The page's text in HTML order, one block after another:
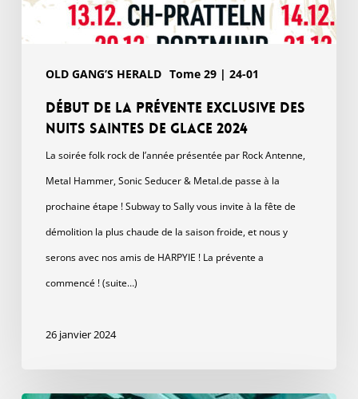
OLD GANG’S HERALD Tome 29 | 24-01
Début de la prévente exclusive des
Nuits Saintes de Glace 2024
La soirée folk rock de l’année présentée par Rock Antenne,
Metal Hammer, Sonic Seducer & Metal.de passe à la
prochaine étape ! Subway to Sally vous invite à la fête de
démolition la plus chaude de la saison froide, et nous y
serons avec nos amis de HARPYIE ! La prévente a
commencé ! (suite…)
26 janvier 2024